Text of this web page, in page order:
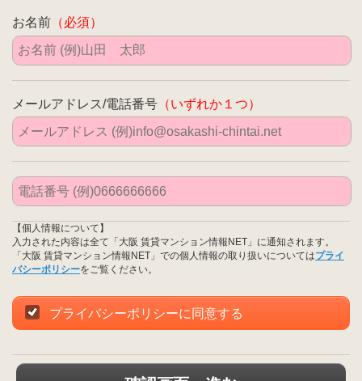
お名前 （必須）
メールアドレス/電話番号 （いずれか１つ）
【個人情報について】
入力された内容は全て「大阪 賃貸マンション情報NET」に通知されます。
「大阪 賃貸マンション情報NET」での個人情報の取り扱いについてはプライ
バシーポリシーをご覧ください。
プライバシーポリシーに同意する